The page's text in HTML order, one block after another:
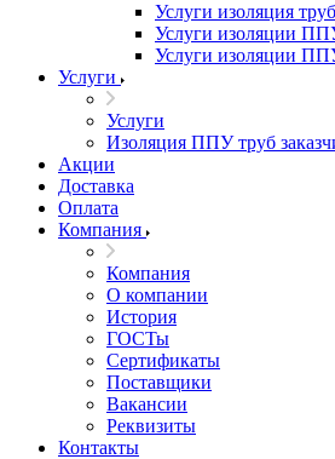
Услуги изоляция
Услуги изоляции
Услуги изоляции
Услуги
Услуги
Изоляция ППУ труб
Акции
Доставка
Оплата
Компания
Компания
О компании
История
ГОСТы
Сертификаты
Поставщики
Вакансии
Реквизиты
Контакты